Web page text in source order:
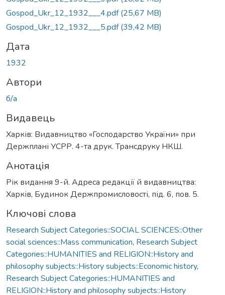
Gospod_Ukr_12_1932___4.pdf(25,67 MB)
Gospod_Ukr_12_1932___5.pdf(39,42 MB)
Дата
1932
Автори
б/а
Видавець
Харків: Видавництво «Господарство України» при
Держплані УСРР. 4-та друк. Трансдруку НКШ.
Анотація
Рік видання 9-й. Адреса редакції й видавництва:
Харків, Будинок Держпромисловості, під. 6, пов. 5.
Ключові слова
Research Subject Categories::SOCIAL SCIENCES::Other
social sciences::Mass communication, Research Subject
Categories::HUMANITIES and RELIGION::History and
philosophy subjects::History subjects::Economic history,
Research Subject Categories::HUMANITIES and
RELIGION::History and philosophy subjects::History